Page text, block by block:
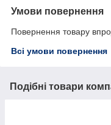
Умови повернення
Повернення товару
Всі умови повернення
Подібні товари